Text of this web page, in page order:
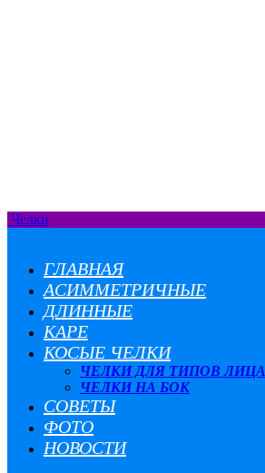
Челки
ГЛАВНАЯ
АСИММЕТРИЧНЫЕ
ДЛИННЫЕ
КАРЕ
КОСЫЕ ЧЕЛКИ
ЧЕЛКИ ДЛЯ ТИПОВ ЛИЦА
ЧЕЛКИ НА БОК
СОВЕТЫ
ФОТО
НОВОСТИ